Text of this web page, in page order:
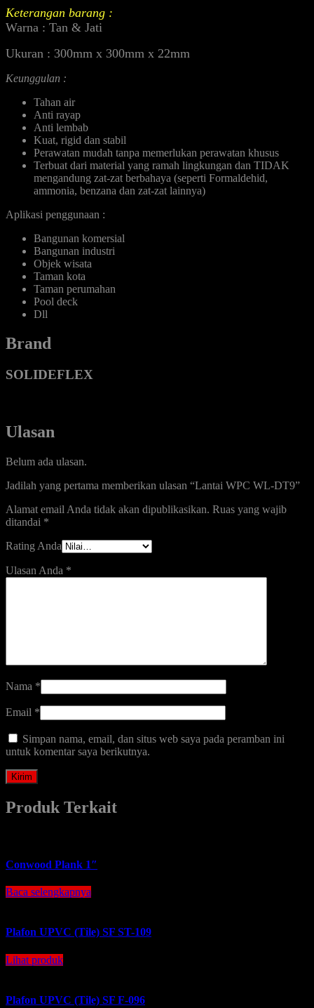
Keterangan barang :
Warna : Tan & Jati
Ukuran : 300mm x 300mm x 22mm
Keunggulan :
Tahan air
Anti rayap
Anti lembab
Kuat, rigid dan stabil
Perawatan mudah tanpa memerlukan perawatan khusus
Terbuat dari material yang ramah lingkungan dan TIDAK
mengandung zat-zat berbahaya (seperti Formaldehid,
ammonia, benzana dan zat-zat lainnya)
Aplikasi penggunaan :
Bangunan komersial
Bangunan industri
Objek wisata
Taman kota
Taman perumahan
Pool deck
Dll
Brand
SOLIDEFLEX
Ulasan
Belum ada ulasan.
Jadilah yang pertama memberikan ulasan “Lantai WPC WL-DT9”
Alamat email Anda tidak akan dipublikasikan. Ruas yang wajib
ditandai *
Rating Anda
Ulasan Anda *
Nama *
Email *
Simpan nama, email, dan situs web saya pada peramban ini
untuk komentar saya berikutnya.
Produk Terkait
Conwood Plank 1″
Baca selengkapnya
Plafon UPVC (Tile) SF ST-109
Lihat produk
Plafon UPVC (Tile) SF F-096